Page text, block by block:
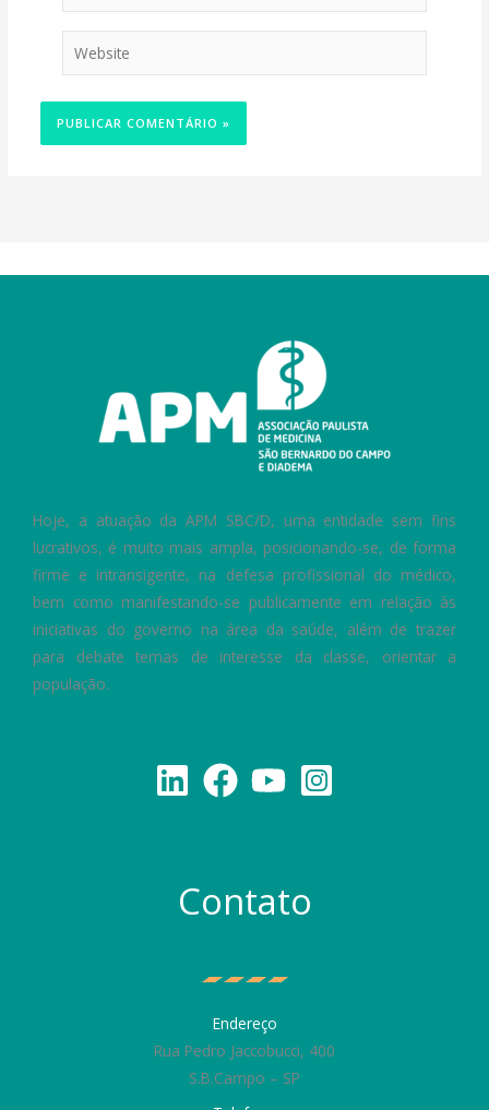
Website
Hoje, a atuação da APM SBC/D, uma entidade sem fins
lucrativos, é muito mais ampla, posicionando-se, de forma
firme e intransigente, na defesa profissional do médico,
bem como manifestando-se publicamente em relação às
iniciativas do governo na área da saúde, além de trazer
para debate temas de interesse da classe, orientar a
população.
Contato
Endereço
Rua Pedro Jaccobucci, 400
S.B.Campo – SP